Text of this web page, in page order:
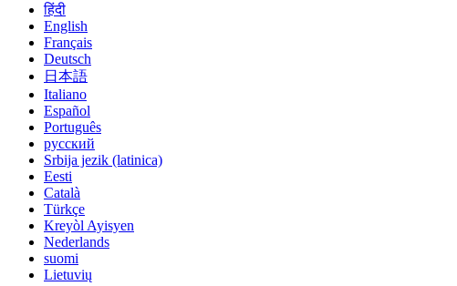
हिंदी
English
Français
Deutsch
日本語
Italiano
Español
Português
русский
Srbija jezik (latinica)
Eesti
Català
Türkçe
Kreyòl Ayisyen
Nederlands
suomi
Lietuvių